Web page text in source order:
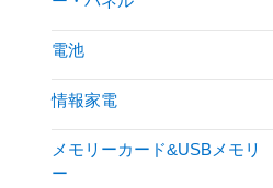
電池
情報家電
メモリーカード&USBメモリ
ー